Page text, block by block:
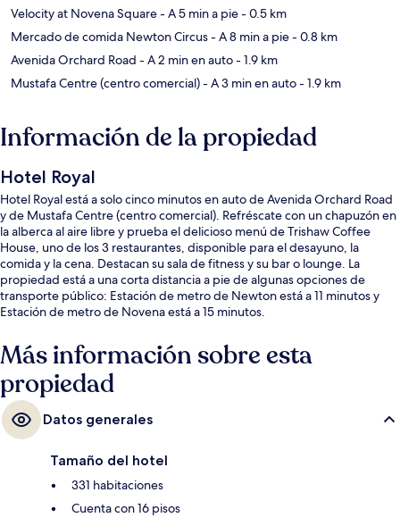
Velocity at Novena Square- A 5 min a pie- 0.5 km
Mercado de comida Newton Circus- A 8 min a pie- 0.8 km
Avenida Orchard Road - A 2 min en auto- 1.9 km
Mustafa Centre (centro comercial)- A 3 min en auto- 1.9 km
Información de la propiedad
Hotel Royal
Hotel Royal está a solo cinco minutos en auto de Avenida Orchard Road
y de Mustafa Centre (centro comercial). Refréscate con un chapuzón en
la alberca al aire libre y prueba el delicioso menú de Trishaw Coffee
House, uno de los 3 restaurantes, disponible para el desayuno, la
comida y la cena. Destacan su sala de fitness y su bar o lounge. La
propiedad está a una corta distancia a pie de algunas opciones de
transporte público: Estación de metro de Newton está a 11 minutos y
Estación de metro de Novena está a 15 minutos.
Más información sobre esta
propiedad
Datos generales
Tamaño del hotel
331 habitaciones
Cuenta con 16 pisos